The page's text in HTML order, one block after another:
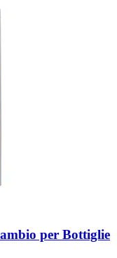
per Bottiglie